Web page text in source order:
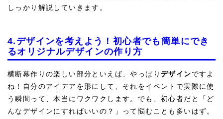
しっかり解説していきます。
4.デザインを考えよう！初心者でも簡単にでき
るオリジナルデザインの作り方
横断幕作りの楽しい部分といえば、やっぱり デザインですよ
ね！自分のアイデアを形にして、それをイベントで実際に使
う瞬間って、本当にワクワクします。でも、初心者だと「ど
んなデザインにすればいいの？」って悩むことも多いはず。